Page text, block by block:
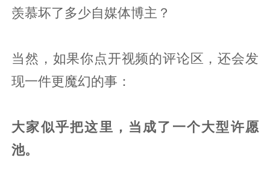
羡慕坏了多少自媒体博主？
当然，如果你点开视频的评论区，还会发
现一件更魔幻的事：
大家似乎把这里，当成了一个大型许愿
池。